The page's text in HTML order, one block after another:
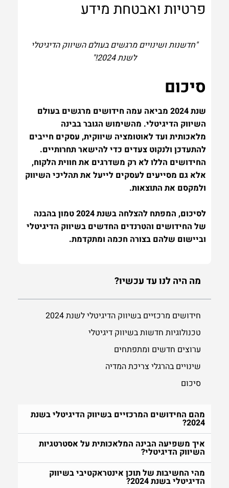
פרטיות ואבטחת מידע
"חדשנות ושינויים מרגשים בעולם השיווק הדיגיטלי
לשנת 2024!"
סיכום
שנת 2024 מביאה עמה חידושים מרגשים בעולם
השיווק הדיגיטלי. מהשימוש הגובר בבינה
מלאכותית ועד לאוטומציה שיווקית, עסקים חייבים
להתעדכן ולנקוט צעדים כדי להישאר תחרותיים.
החידושים הללו לא רק משדרגים את חווית הלקוח,
אלא גם מסייעים לעסקים לייעל את תהליכי השיווק
ולמקסם את התוצאות.
לסיכום, המפתח להצלחה בשנת 2024 טמון בהבנה
של החידושים והטרנדים החדשים בשיווק הדיגיטלי
וביישום שלהם בצורה חכמה ומתקדמת.
מה היה לנו עד עכשיו?
חידושים מרכזיים בשיווק הדיגיטלי לשנת 2024
טכנולוגיות חדשות בשיווק דיגיטלי
ערוצים חדשים ומתפתחים
שינויים בהרגלי צריכת המדיה
סיכום
מהם החידושים המרכזיים בשיווק הדיגיטלי בשנת
2024?
איך משפיעה הבינה המלאכותית על אסטרטגיות
השיווק הדיגיטלי?
מהי החשיבות של תוכן אינטראקטיבי בשיווק
הדיגיטלי בשנת 2024?